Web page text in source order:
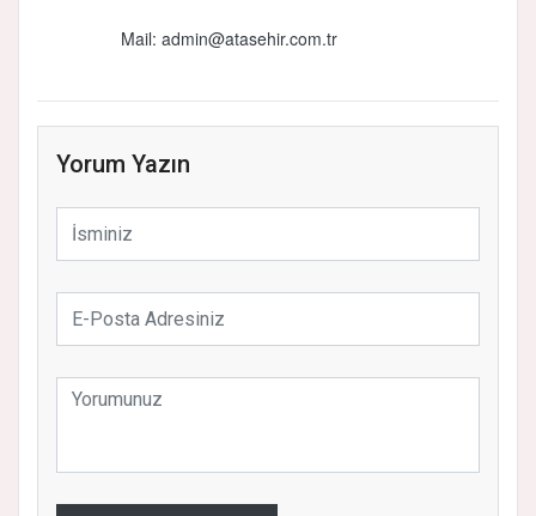
Mail: admin@atasehir.com.tr
Yorum Yazın